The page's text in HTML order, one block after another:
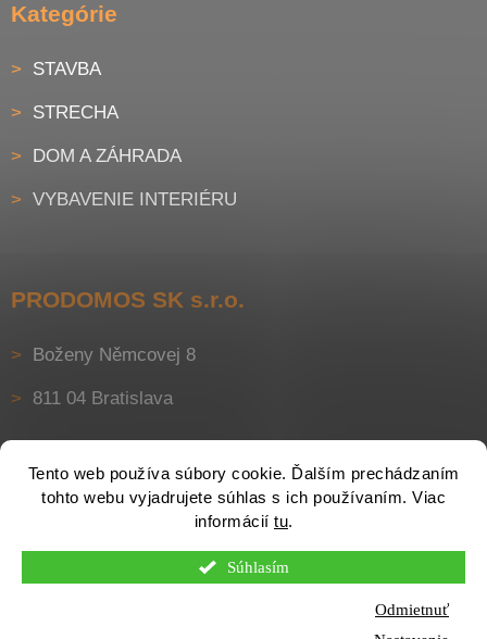
Tento web používa súbory cookie. Ďalším prechádzaním
tohto webu vyjadrujete súhlas s ich používaním. Viac
informácií tu.
Súhlasím
Odmietnuť
Kategórie
STAVBA
STRECHA
DOM A ZÁHRADA
VYBAVENIE INTERIÉRU
PRODOMOS SK s.r.o.
Boženy Němcovej 8
811 04 Bratislava
Vytvoril Shoptet